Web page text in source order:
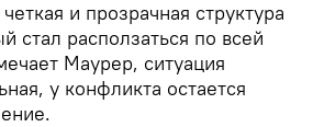
и прозрачная структура
стал расползаться по всей
Маурер, ситуация
у конфликта остается